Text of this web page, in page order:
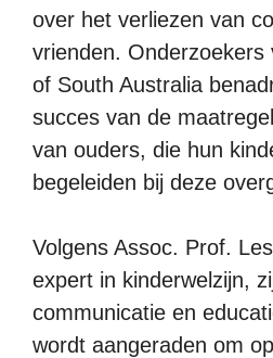
over het verliezen van
vrienden. Onderzoekers
of South Australia
succes van de
van ouders, die hun
begeleiden bij deze
Volgens Assoc. Prof.
expert in kinderwelzijn,
communicatie en
wordt aangeraden om